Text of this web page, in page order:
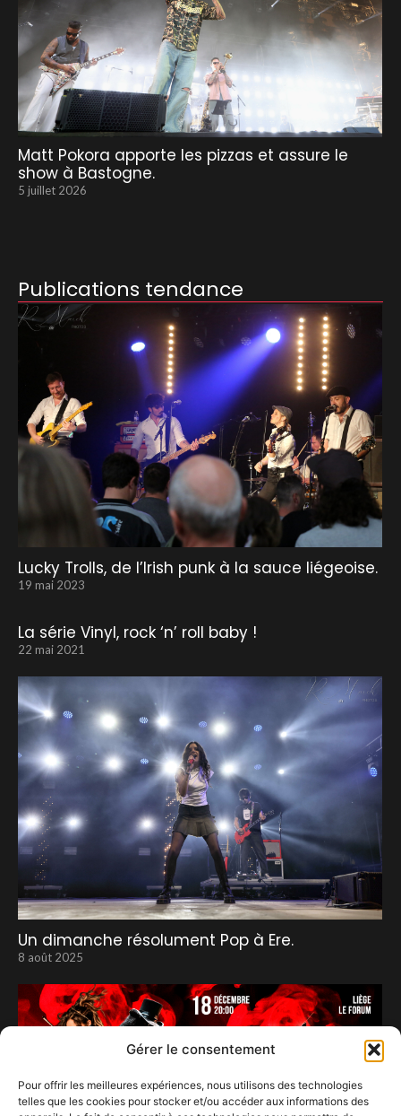
Gérer le consentement
Pour offrir les meilleures expériences, nous utilisons des technologies
telles que les cookies pour stocker et/ou accéder aux informations des
Matt Pokora apporte les pizzas et assure le
show à Bastogne.
5 juillet 2026
Publications tendance
Lucky Trolls, de l’Irish punk à la sauce liégeoise.
19 mai 2023
La série Vinyl, rock ‘n’ roll baby !
22 mai 2021
Un dimanche résolument Pop à Ere.
8 août 2025